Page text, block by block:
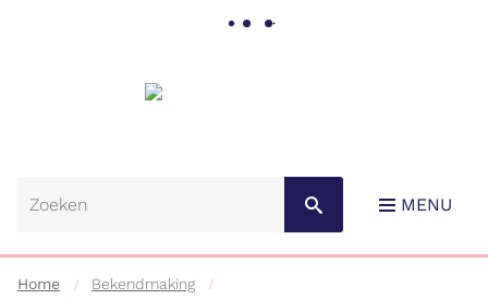
MENU
Home Bekendmaking